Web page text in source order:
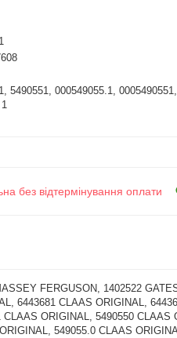
5490551, 000549055.1,
без відтермінування оплати
FERGUSON, 1402522
6443681 CLAAS ORIGINAL,
CLAAS ORIGINAL, 5490550 CLAAS
549055.0 CLAAS